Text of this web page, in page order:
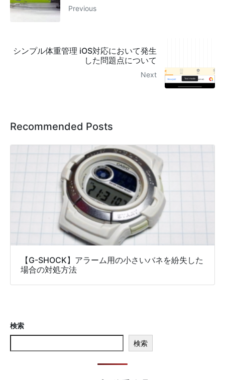
Previous
シンプル体重管理 iOS対応において発生
した問題点について
Next
Recommended Posts
【G-SHOCK】アラーム用の小さいバネを紛失した
場合の対処方法
検索
検索